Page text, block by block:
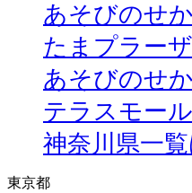
あそびのせ
たまプラー
あそびのせ
テラスモー
神奈川県一
東京都